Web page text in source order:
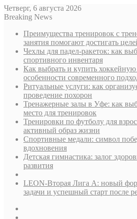
Четверг, 6 августа 2026
Breaking News
Преимущества тренировок с
занятия помогают достигать
Чехлы для падел-ракеток: как
спортивного инвентаря
Как выбрать и купить
особенности современного
Ритуальные услуги: как
проведение похорон
Тренажерные залы в Уфе: как
место для тренировок
Тренировки по футболу для
активный образ жизни
Спортивные медали: символ
вдохновения
Детская гимнастика: залог
развития
LEON-Вторая Лига А: новый
задачи и успешный старт после